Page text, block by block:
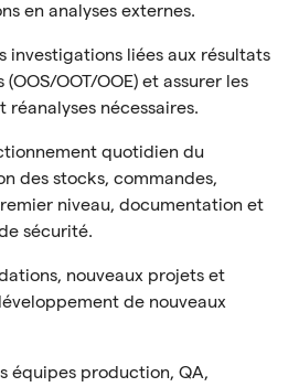
en analyses externes.
investigations liées aux résultats
OOT/OOE) et assurer les
réanalyses nécessaires.
quotidien du
des stocks, commandes,
niveau, documentation et
sécurité.
nouveaux projets et
de nouveaux
équipes production, QA,